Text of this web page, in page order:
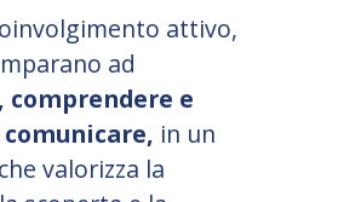
attivo,
ad
comprendere e
in un
valorizza la